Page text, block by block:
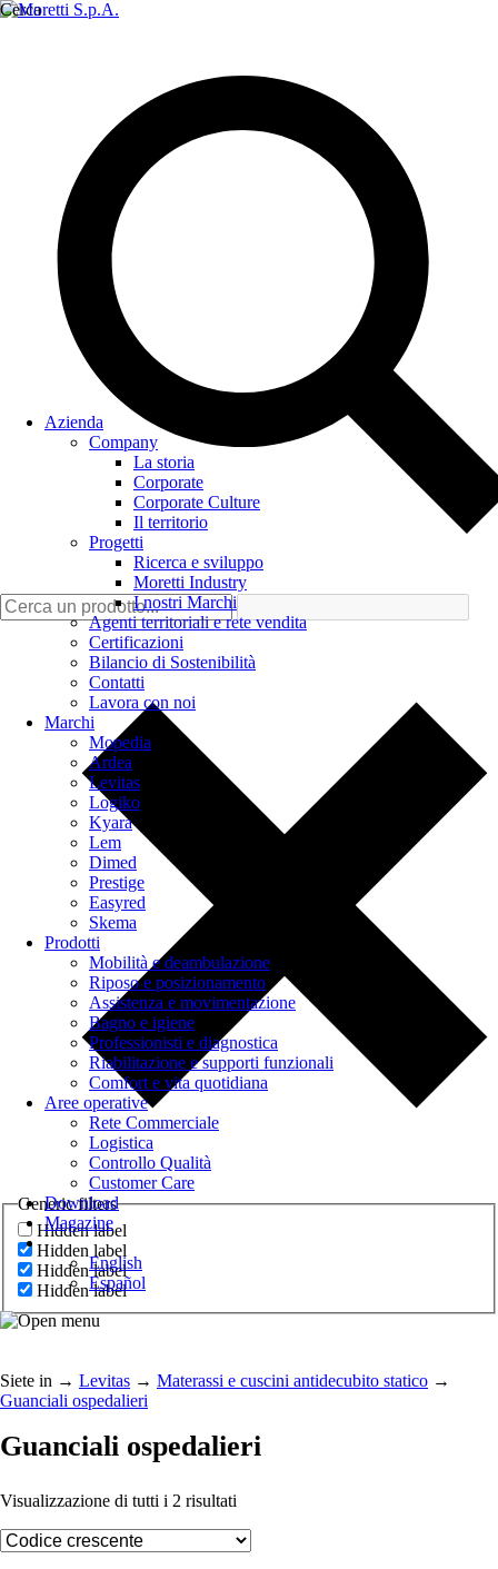
Cerca
Generic filters
Hidden label
Hidden label
Hidden label
Hidden label
Azienda
Company
La storia
Corporate
Corporate Culture
Il territorio
Progetti
Ricerca e sviluppo
Moretti Industry
I nostri Marchi
Agenti territoriali e rete vendita
Certificazioni
Bilancio di Sostenibilità
Contatti
Lavora con noi
Marchi
Mopedia
Ardea
Levitas
Logiko
Kyara
Lem
Dimed
Prestige
Easyred
Skema
Prodotti
Mobilità e deambulazione
Riposo e posizionamento
Assistenza e movimentazione
Bagno e igiene
Professionisti e diagnostica
Riabilitazione e supporti funzionali
Comfort e vita quotidiana
Aree operative
Rete Commerciale
Logistica
Controllo Qualità
Customer Care
Download
Magazine
English
Español
Siete in → Levitas → Materassi e cuscini antidecubito statico →
Guanciali ospedalieri
Guanciali ospedalieri
Visualizzazione di tutti i 2 risultati